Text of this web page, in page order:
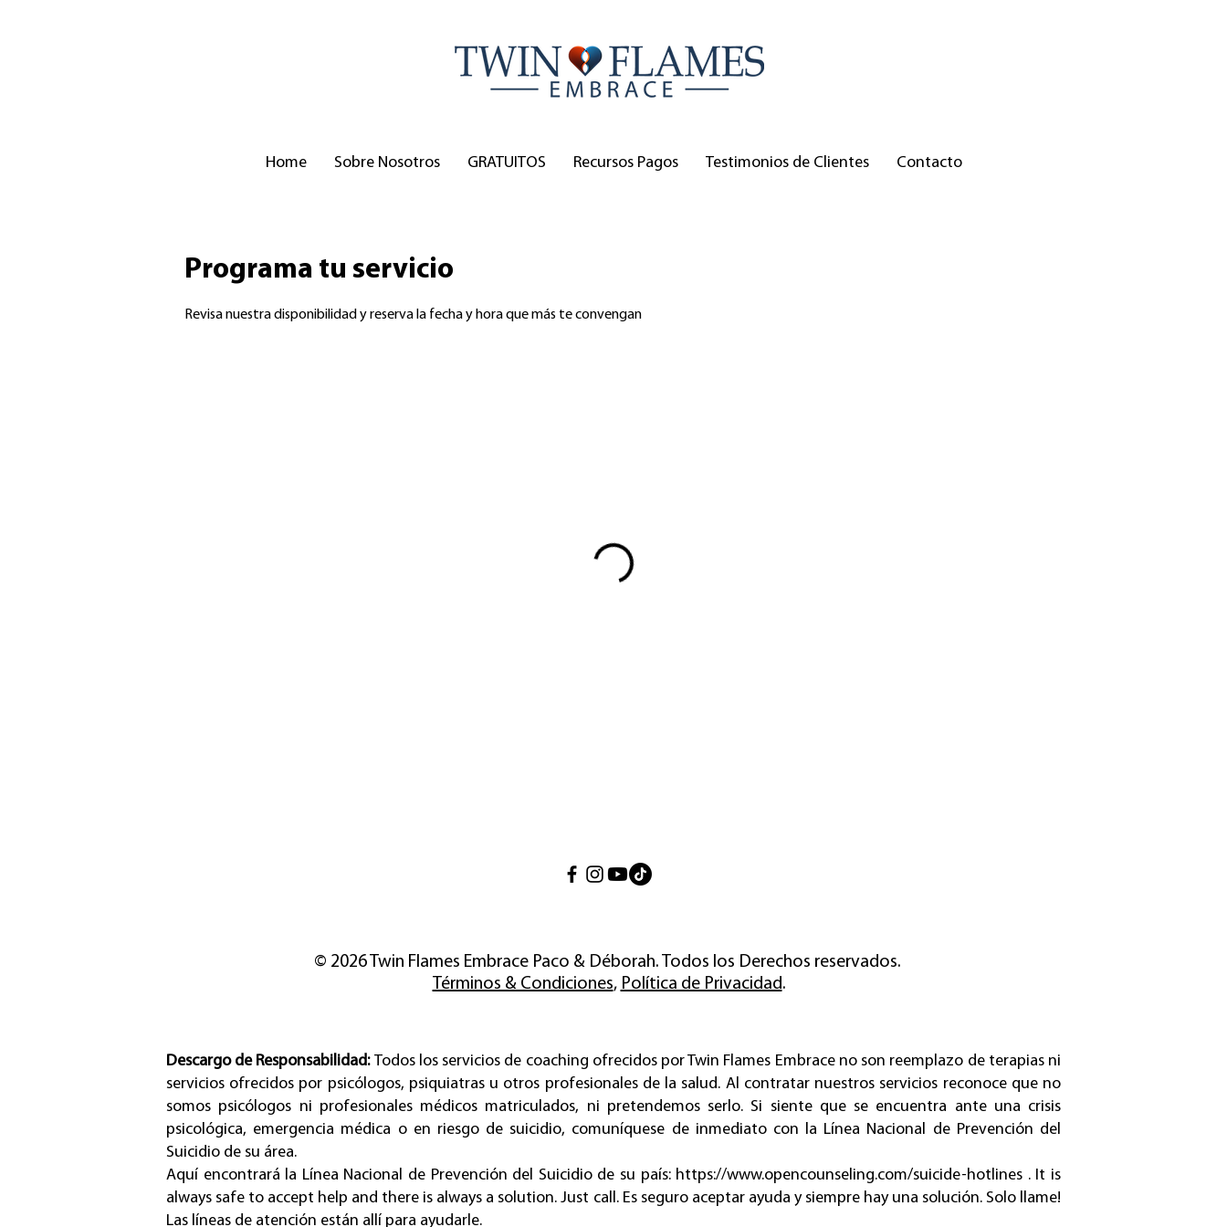
Home Sobre Nosotros GRATUITOS Recursos Pagos Testimonios de Clientes Contacto
Programa tu servicio
Revisa nuestra disponibilidad y reserva la fecha y hora que más te convengan
© 2026 Twin Flames Embrace Paco & Déborah. Todos los Derechos reservados.
Términos & Condiciones, Política de Privacidad.
Descargo de Responsabilidad: Todos los servicios de coaching ofrecidos por Twin Flames Embrace no son reemplazo de terapias ni
servicios ofrecidos por psicólogos, psiquiatras u otros profesionales de la salud. Al contratar nuestros servicios reconoce que no
somos psicólogos ni profesionales médicos matriculados, ni pretendemos serlo. Si siente que se encuentra ante una crisis
psicológica, emergencia médica o en riesgo de suicidio, comuníquese de inmediato con la Línea Nacional de Prevención del
Suicidio de su área.
Aquí encontrará la Línea Nacional de Prevención del Suicidio de su país: https://www.opencounseling.com/suicide-hotlines . It is
always safe to accept help and there is always a solution. Just call. Es seguro aceptar ayuda y siempre hay una solución. Solo llame!
Las líneas de atención están allí para ayudarle.